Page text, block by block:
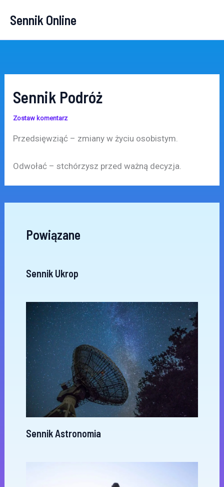
Sennik Online
Sennik Podróż
Zostaw komentarz
Przedsięwziąć – zmiany w życiu osobistym.
Odwołać – stchórzysz przed ważną decyzja.
Powiązane
Sennik Ukrop
Sennik Astronomia